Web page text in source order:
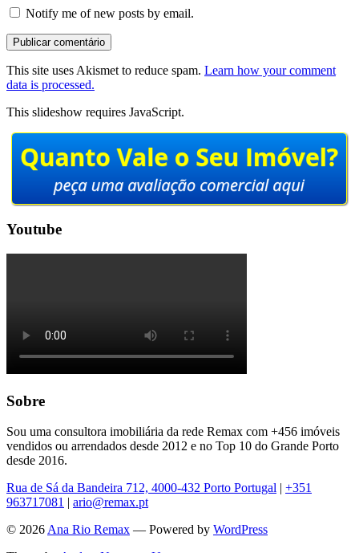
Notify me of new posts by email.
This site uses Akismet to reduce spam. Learn how your comment
data is processed.
This slideshow requires JavaScript.
Youtube
Sobre
Sou uma consultora imobiliária da rede Remax com +456 imóveis
vendidos ou arrendados desde 2012 e no Top 10 do Grande Porto
desde 2016.
Rua de Sá da Bandeira 712, 4000-432 Porto Portugal | +351
963717081 | ario@remax.pt
© 2026Ana Rio Remax — Powered by WordPress